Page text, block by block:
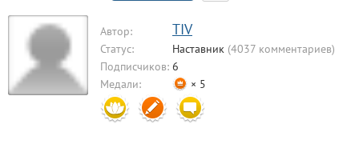
Автор: TIV
Статус: Наставник (4037 комментариев)
Подписчиков: 6
Медали:
× 5